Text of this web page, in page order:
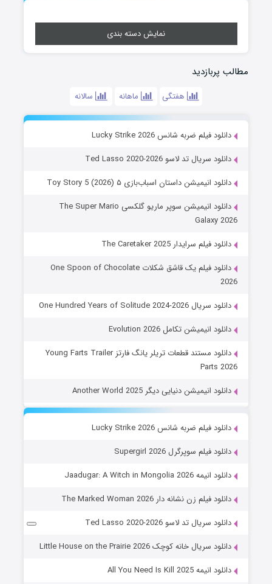
نمایش دسته بندی
مطالب پربازدید
هفتگی ماهانه سالانه
دانلود فیلم ضربه شانس Lucky Strike 2026
دانلود سریال تد لاسو Ted Lasso 2020-2026
دانلود انیمیشن داستان اسباب‌بازی ۵ Toy Story 5 (2026)
دانلود انیمیشن سوپر ماریو گلکسی The Super Mario
Galaxy 2026
دانلود فیلم سرایدار The Caretaker 2025
دانلود فیلم یک قاشق شکلات One Spoon of Chocolate
2026
دانلود سریال One Hundred Years of Solitude 2024-2026
دانلود انیمیشن تکامل Evolution 2026
دانلود مستند قطعات تریلر یانگ فارتز Young Farts Trailer
Parts 2026
دانلود انیمیشن دنیایی دیگر Another World 2025
دانلود فیلم ضربه شانس Lucky Strike 2026
دانلود فیلم سوپرگرل Supergirl 2026
دانلود انیمه Jaadugar: A Witch in Mongolia 2026
دانلود فیلم زن نشانه دار The Marked Woman 2026
دانلود سریال تد لاسو Ted Lasso 2020-2026
دانلود سریال خانه کوچک Little House on the Prairie 2026
دانلود انیمه All You Need Is Kill 2025